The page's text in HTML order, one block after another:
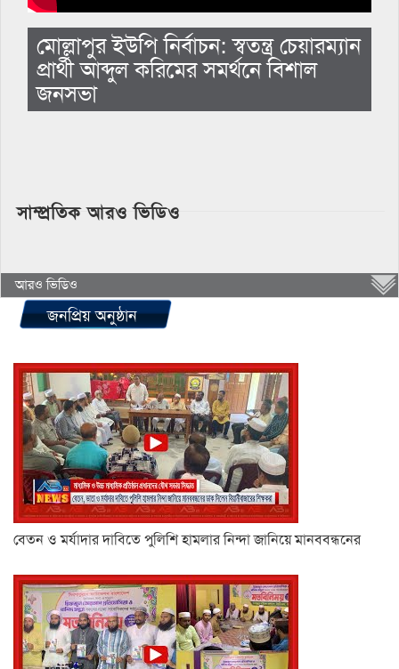
মোল্লাপুর ইউপি নির্বাচন: স্বতন্ত্র চেয়ারম্যান
প্রার্থী আব্দুল করিমের সমর্থনে বিশাল
জনসভা
সাম্প্রতিক আরও ভিডিও
আরও ভিডিও
জনপ্রিয় অনুষ্ঠান
বেতন ও মর্যাদার দাবিতে পুলিশি হামলার নিন্দা জানিয়ে মানববন্ধনের